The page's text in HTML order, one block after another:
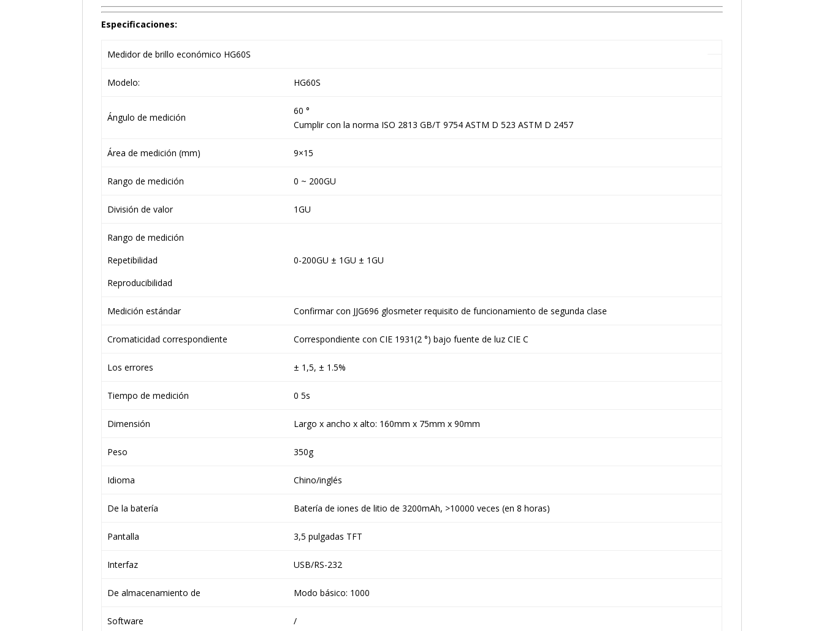
Especificaciones:
Medidor de brillo económico HG60S
Modelo: HG60S
Ángulo de medición
60 °
Cumplir con la norma ISO 2813 GB/T 9754 ASTM D 523 ASTM D 2457
Área de medición (mm) 9×15
Rango de medición 0 ~ 200GU
División de valor 1GU
Rango de medición
Repetibilidad
Reproducibilidad
0-200GU ± 1GU ± 1GU
Medición estándar Confirmar con JJG696 glosmeter requisito de funcionamiento de segunda clase
Cromaticidad correspondiente Correspondiente con CIE 1931(2 °) bajo fuente de luz CIE C
Los errores ± 1,5, ± 1.5%
Tiempo de medición 0 5s
Dimensión Largo x ancho x alto: 160mm x 75mm x 90mm
Peso 350g
Idioma Chino/inglés
De la batería Batería de iones de litio de 3200mAh, >10000 veces (en 8 horas)
Pantalla 3,5 pulgadas TFT
Interfaz USB/RS-232
De almacenamiento de Modo básico: 1000
Software /